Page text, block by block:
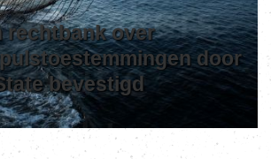
rechtbank over
door
bevestigd